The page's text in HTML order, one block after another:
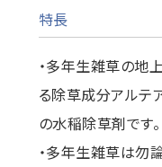
特長
・多年生雑草の地
る除草成分アルテ
の水稲除草剤です。
・多年生雑草は勿